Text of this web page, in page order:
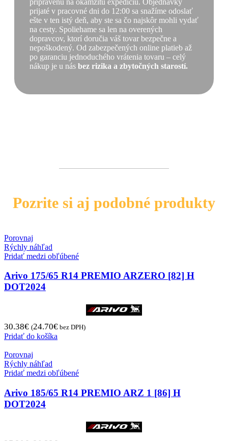
prijaté v pracovné dni do 12:00 sa snažíme odoslať
ešte v ten istý deň, aby ste sa čo najskôr mohli vydať
na cesty. Spoliehame sa len na overených
dopravcov, ktorí doručia váš tovar bezpečne a
nepoškodený. Od zabezpečených online platieb až
po garanciu jednoduchého vrátenia tovaru – celý
nákup je u nás bez rizika a zbytočných starostí.
Pozrite si aj podobné produkty
Porovnaj
Rýchly náhľad
Pridať medzi obľúbené
Arivo 175/65 R14 PREMIO ARZERO [82] H
DOT2024
30.38€ (24.70€ bez DPH)
Pridať do košíka
Porovnaj
Rýchly náhľad
Pridať medzi obľúbené
Arivo 185/65 R14 PREMIO ARZ 1 [86] H
DOT2024